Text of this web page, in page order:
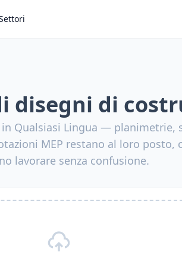
disegni di
Qualsiasi Lingua — planimetrie,
MEP restano al loro posto,
lavorare senza confusione.